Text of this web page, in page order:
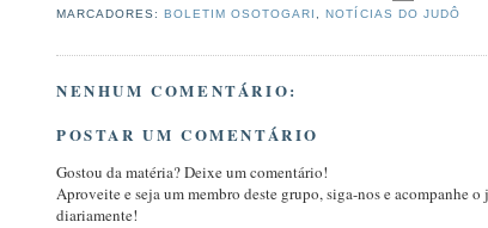
MARCADORES:BOLETIM OSOTOGARI ,NOTÍCIAS DO JUDÔ
NENHUM COMENTÁRIO:
POSTAR UM COMENTÁRIO
Gostou da matéria? Deixe um comentário!
Aproveite e seja um membro deste grupo, siga-nos e acompanhe o
diariamente!